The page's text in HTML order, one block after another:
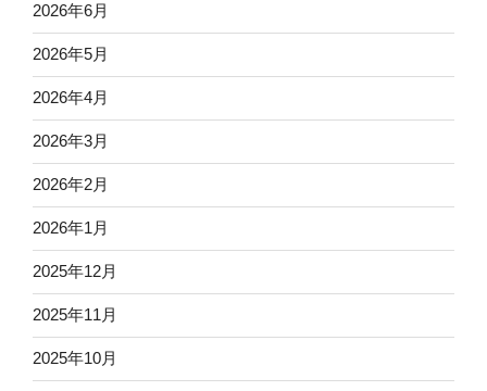
2026年6月
2026年5月
2026年4月
2026年3月
2026年2月
2026年1月
2025年12月
2025年11月
2025年10月